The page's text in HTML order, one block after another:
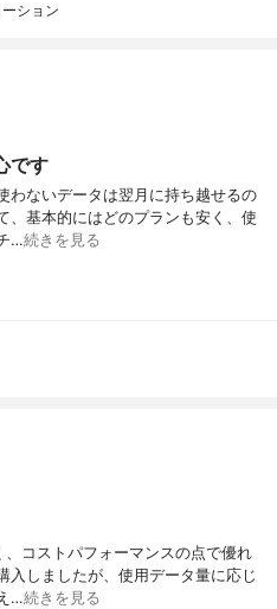
ション
です
わないデータは翌月に持ち越せるの
、基本的にはどのプランも安く、使
…続きを見る
コストパフォーマンスの点で優れ
入しましたが、使用データ量に応じ
…続きを見る